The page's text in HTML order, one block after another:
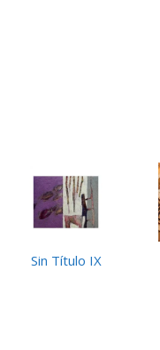
Sin Título IX